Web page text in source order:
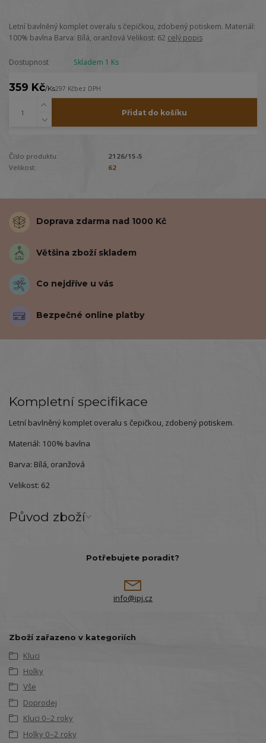
Letní bavlněný komplet overalu s čepičkou, zdobený potiskem. Materiál:
100% bavlna Barva: Bílá, oranžová Velikost: 62 celý popis
Dostupnost Skladem 1 Ks
359 Kč/Ks297 Kčbez DPH
Přidat do košíku
Číslo produktu:
2126/15-5
Velikost:
62
Doprava zdarma nad 1000 Kč
Většina zboží skladem
Co nejdříve u vás
Bezpečné online platby
Kompletní specifikace
Letní bavlněný komplet overalu s čepičkou, zdobený potiskem.
Materiál: 100% bavlna
Barva: Bílá, oranžová
Velikost: 62
Původ zboží
Potřebujete poradit?
info@ipj.cz
Zboží zařazeno v kategoriích
Kluci
Holky
Vše
Doprodej
Kluci 0–2 roky
Holky 0–2 roky